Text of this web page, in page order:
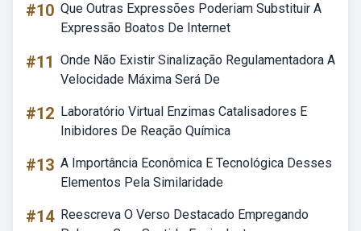
#10 Que Outras Expressões Poderiam Substituir A
Expressão Boatos De Internet
#11 Onde Não Existir Sinalização Regulamentadora A
Velocidade Máxima Será De
#12 Laboratório Virtual Enzimas Catalisadores E
Inibidores De Reação Química
#13 A Importância Econômica E Tecnológica Desses
Elementos Pela Similaridade
#14 Reescreva O Verso Destacado Empregando